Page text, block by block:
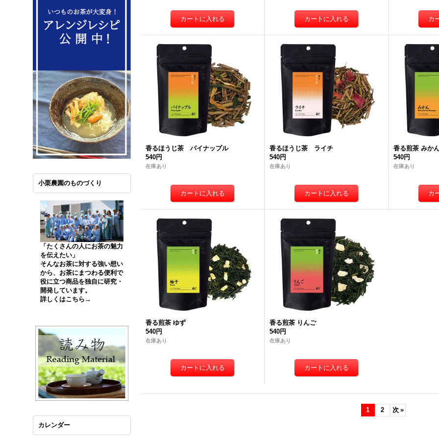
小栗農園のものづくり
「たくさんの人にお茶の魅力
を伝えたい」
そんなお茶に対する強い想い
から、お茶にまつわる便利で
役に立つ商品を独自に研究・
開発しています。
詳しくはこちら→
カレンダー
香るほうじ茶 パイナップル
540円
在庫あり
香るほうじ茶 ライチ
540円
在庫あり
香る煎茶 みか
540円
在庫あり
香る煎茶 ゆず
540円
在庫あり
香る煎茶 りんご
540円
在庫あり
1 2 次 »